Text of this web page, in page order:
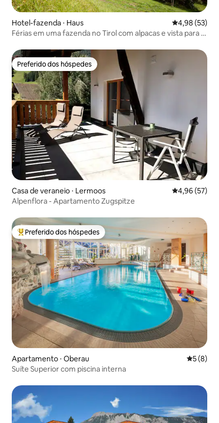
Hotel-fazenda ⋅ Haus 4,98 de uma
4,98 (53)
Férias em uma fazenda no Tirol com alpacas e vista para a
Preferido dos hóspedes
Preferido dos hóspedes
Casa de veraneio ⋅ Lermoos 4,96 de uma
4,96 (57)
Alpenflora - Apartamento Zugspitze
Entre os melhores preferidos dos hóspedes
Preferido dos hóspedes
Apartamento ⋅ Oberau 5 de
5 (8)
Suíte Superior com piscina interna